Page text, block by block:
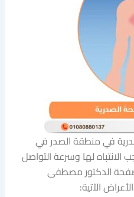
في منطقة الصدر في
الانتباه لها وسرعة التواصل
أو زيارة صفحة الدكتور مصطفى
الآتية: